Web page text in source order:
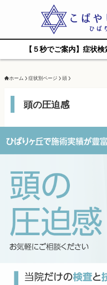
【５秒でご案内】症状
ホーム 症状別ページ 頭
頭の圧迫感